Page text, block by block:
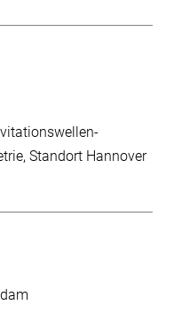
Standort Hannover